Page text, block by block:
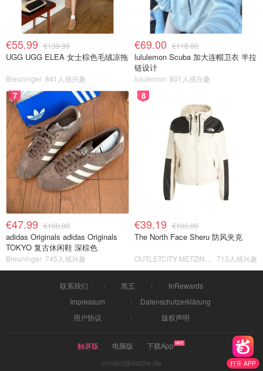
打开 APP
€55.99 €139.99
UGG UGG ELEA 女士棕色毛绒凉拖
Breuninger 841人感兴趣
€69.00 €118.00
lululemon Scuba 加大连帽卫衣 半拉
链设计
lululemon 801人感兴趣
7
€47.99 €100.00
adidas Originals adidas Originals
TOKYO 复古休闲鞋 深棕色
Breuninger 745人感兴趣
8
€39.19 €100.00
The North Face Sheru 防风夹克
713人感兴趣
联系我们 黑五
InRewards
Impressum
Datenschutzerklärung
用户协议
版权声明
触屏版 电脑版
下载App
contact@dazhe.de